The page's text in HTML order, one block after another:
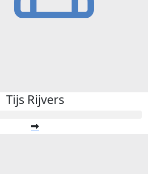
Tijs Rijvers